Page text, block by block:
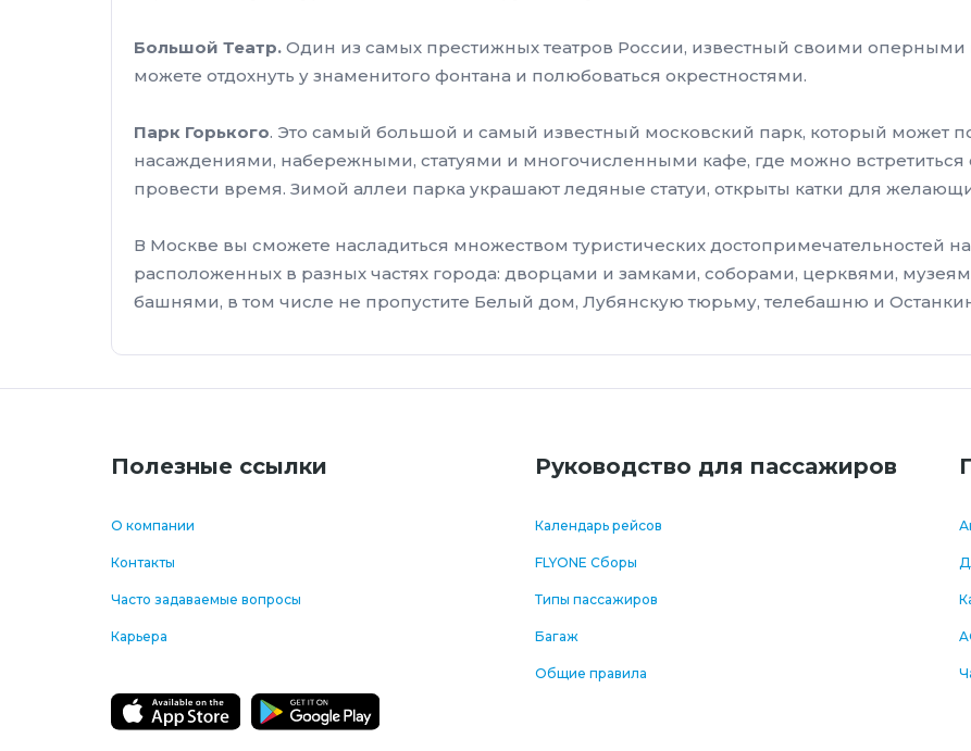
Большой Театр. Один из самых престижных театров России, известный своими оперными
можете отдохнуть у знаменитого фонтана и полюбоваться окрестностями.
Парк Горького. Это самый большой и самый известный московский парк, который может
насаждениями, набережными, статуями и многочисленными кафе, где можно встретиться
провести время. Зимой аллеи парка украшают ледяные статуи, открыты катки для
В Москве вы сможете насладиться множеством туристических достопримечательностей
расположенных в разных частях города: дворцами и замками, соборами, церквями,
башнями, в том числе не пропустите Белый дом, Лубянскую тюрьму, телебашню и
Полезные ссылки
О компании
Контакты
Часто задаваемые вопросы
Карьера
Руководство для пассажиров
Календарь рейсов
FLYONE Сборы
Типы пассажиров
Багаж
Общие правила